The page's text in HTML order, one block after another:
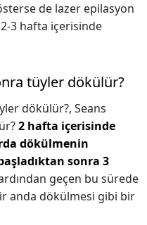
de lazer epilasyon
3 hafta içerisinde
tüyler dökülür?
dökülür?, Seans
2 hafta içerisinde
dökülmenin
sonra 3
geçen bu sürede
anda dökülmesi gibi bir